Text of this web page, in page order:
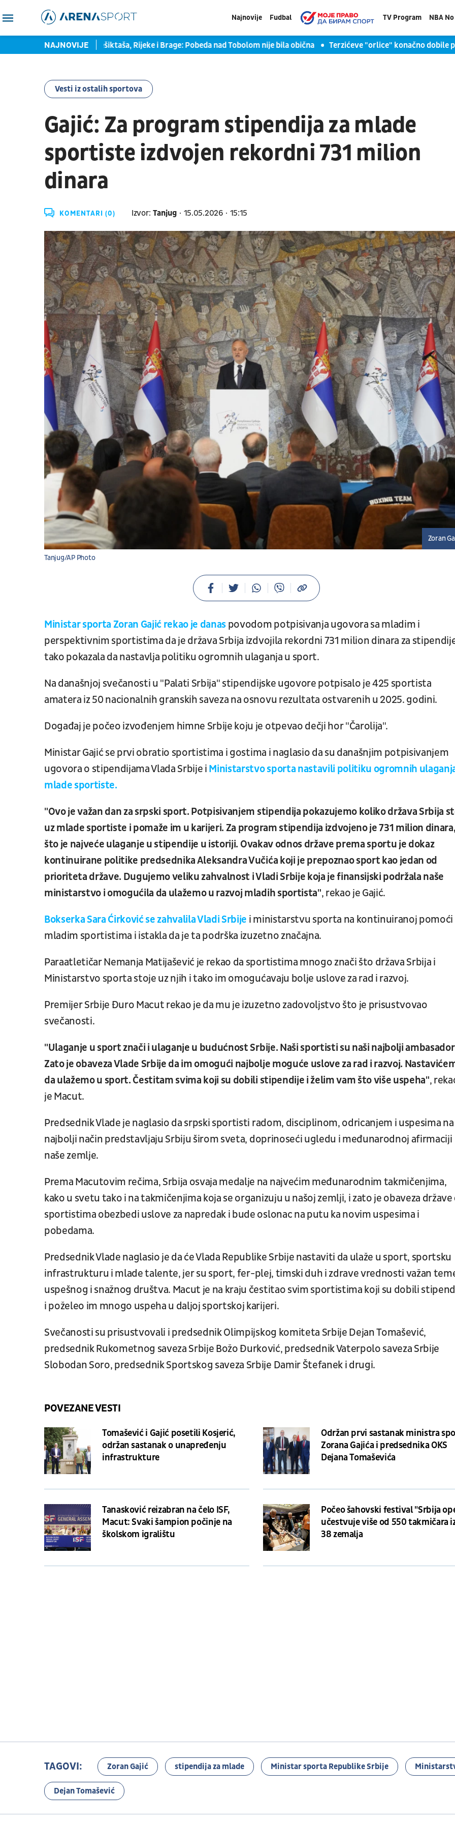
Najnovije Fudbal TV Program NBA
NAJNOVIJE
u društvu Ajaksa, Bešiktaša, Rijeke i Brage: Pobeda nad Tobolom nije bila obična Terzićeve "orlice" konačno dobile peti
Vesti iz ostalih sportova
Gajić: Za program stipendija za mlade
sportiste izdvojen rekordni 731 milion
dinara
KOMENTARI (0) Izvor: Tanjug 15.05.2026 15:15
Tanjug/AP Photo
Zoran
Ministar sporta Zoran Gajić rekao je danas povodom potpisivanja ugovora sa mladim i
perspektivnim sportistima da je država Srbija izdvojila rekordni 731 milion dinara za
tako pokazala da nastavlja politiku ogromnih ulaganja u sport.
Na današnjoj svečanosti u "Palati Srbija" stipendijske ugovore potpisalo je 425 sportista
amatera iz 50 nacionalnih granskih saveza na osnovu rezultata ostvarenih u 2025. godini.
Događaj je počeo izvođenjem himne Srbije koju je otpevao dečji hor "Čarolija".
Ministar Gajić se prvi obratio sportistima i gostima i naglasio da su današnjim potpisivanjem
ugovora o stipendijama Vlada Srbije i Ministarstvo sporta nastavili politiku ogromnih
mlade sportiste.
"Ovo je važan dan za srpski sport. Potpisivanjem stipendija pokazujemo koliko država Srbija
uz mlade sportiste i pomaže im u karijeri. Za program stipendija izdvojeno je 731 milion dinara,
što je najveće ulaganje u stipendije u istoriji. Ovakav odnos države prema sportu je dokaz
kontinuirane politike predsednika Aleksandra Vučića koji je prepoznao sport kao jedan od
prioriteta države. Dugujemo veliku zahvalnost i Vladi Srbije koja je finansijski podržala naše
ministarstvo i omogućila da ulažemo u razvoj mladih sportista", rekao je Gajić.
Bokserka Sara Ćirković se zahvalila Vladi Srbije i ministarstvu sporta na kontinuiranoj pomoći
mladim sportistima i istakla da je ta podrška izuzetno značajna.
Paraatletičar Nemanja Matijašević je rekao da sportistima mnogo znači što država Srbija i
Ministarstvo sporta stoje uz njih i tako im omogućavaju bolje uslove za rad i razvoj.
Premijer Srbije Đuro Macut rekao je da mu je izuzetno zadovoljstvo što je prisustvovao
svečanosti.
"Ulaganje u sport znači i ulaganje u budućnost Srbije. Naši sportisti su naši najbolji
Zato je obaveza Vlade Srbije da im omogući najbolje moguće uslove za rad i razvoj.
da ulažemo u sport. Čestitam svima koji su dobili stipendije i želim vam što više uspeha",
je Macut.
Predsednik Vlade je naglasio da srpski sportisti radom, disciplinom, odricanjem i uspesima na
najbolji način predstavljaju Srbiju širom sveta, doprinoseći ugledu i međunarodnoj afirmaciji
naše zemlje.
Prema Macutovim rečima, Srbija osvaja medalje na najvećim međunarodnim takmičenjima,
kako u svetu tako i na takmičenjima koja se organizuju u našoj zemlji, i zato je obaveza države
sportistima obezbedi uslove za napredak i bude oslonac na putu ka novim uspesima i
pobedama.
Predsednik Vlade naglasio je da će Vlada Republike Srbije nastaviti da ulaže u sport, sportsku
infrastrukturu i mlade talente, jer su sport, fer-plej, timski duh i zdrave vrednosti važan
uspešnog i snažnog društva. Macut je na kraju čestitao svim sportistima koji su dobili
i poželeo im mnogo uspeha u daljoj sportskoj karijeri.
Svečanosti su prisustvovali i predsednik Olimpijskog komiteta Srbije Dejan Tomašević,
predsednik Rukometnog saveza Srbije Božo Đurković, predsednik Vaterpolo saveza Srbije
Slobodan Soro, predsednik Sportskog saveza Srbije Damir Štefanek i drugi.
POVEZANE VESTI
Tomašević i Gajić posetili Kosjerić,
održan sastanak o unapređenju
infrastrukture
Održan prvi sastanak ministra
Zorana Gajića i predsednika OKS
Dejana Tomaševića
Tanasković reizabran na čelo ISF,
Macut: Svaki šampion počinje na
školskom igralištu
Počeo šahovski festival "Srbija
učestvuje više od 550 takmičara
38 zemalja
TAGOVI: Zoran Gajić stipendija za mlade Ministar sporta Republike Srbije
Dejan Tomašević